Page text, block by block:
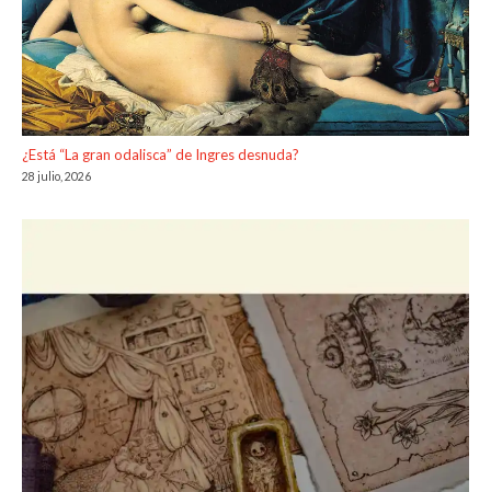
¿Está “La gran odalisca” de Ingres desnuda?
28 julio, 2026